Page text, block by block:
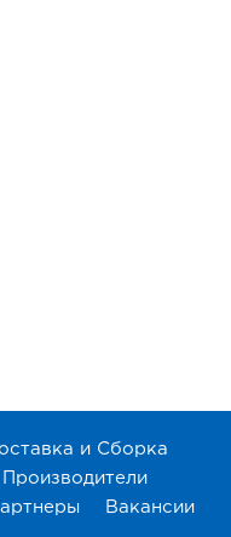
и Сборка
Производители
Вакансии